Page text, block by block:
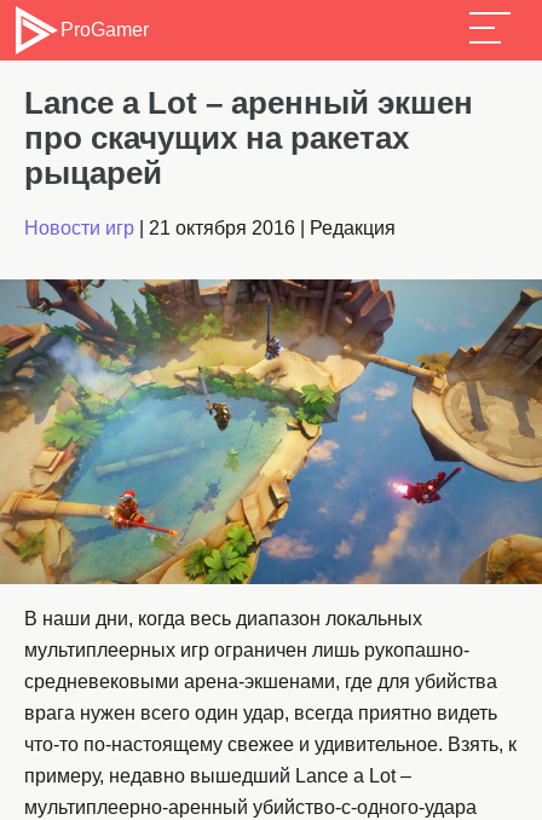
ProGamer
Lance a Lot – аренный экшен
про скачущих на ракетах
рыцарей
Новости игр 21 октября 2016 Редакция
В наши дни, когда весь диапазон локальных
мультиплеерных игр ограничен лишь рукопашно-
средневековыми арена-экшенами, где для убийства
врага нужен всего один удар, всегда приятно видеть
что-то по-настоящему свежее и удивительное. Взять, к
примеру, недавно вышедший Lance a Lot –
мультиплеерно-аренный убийство-с-одного-удара